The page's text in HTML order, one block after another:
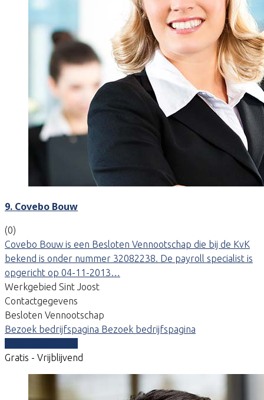
9. Covebo Bouw
(0)
Covebo Bouw is een Besloten Vennootschap die bij de KvK
bekend is onder nummer 32082238. De payroll specialist is
opgericht op 04-11-2013…
Werkgebied Sint Joost
Contactgegevens
Besloten Vennootschap
Bezoek bedrijfspagina Bezoek bedrijfspagina
Gratis - Vrijblijvend